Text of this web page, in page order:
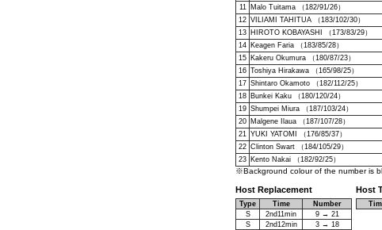
11
Malo Tuitama （182/91/26）
12 VILIAMI TAHITUA （183/102/30）
13 HIROTO KOBAYASHI （173/83/29）
14 Keagen Faria （183/85/28）
15 Kakeru Okumura （180/87/23）
16 Toshiya Hirakawa （165/98/25）
17 Shintaro Okamoto （182/112/25）
18 Bunkei Kaku （180/120/24）
19 Shumpei Miura （187/103/24）
20 Malgene Ilaua （187/107/28）
21 YUKI YATOMI （176/85/37）
22 Clinton Swart （184/105/29）
23 Kento Nakai （182/92/25）
※Background colour of the number is
Host Replacement
Type Time
Number
S
2nd11min
9 → 21
S
2nd12min
3 → 18
Host